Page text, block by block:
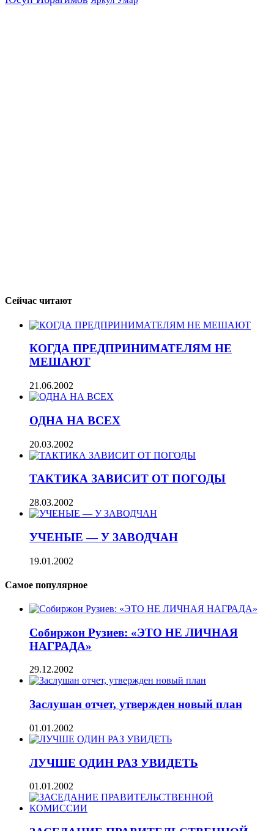
Сейчас читают
КОГДА ПРЕДПРИНИМАТЕЛЯМ НЕ
МЕШАЮТ
21.06.2002
ОДНА НА ВСЕХ
20.03.2002
ТАКТИКА ЗАВИСИТ ОТ ПОГОДЫ
28.03.2002
УЧЕНЫЕ — У ЗАВОДЧАН
19.01.2002
Самое популярное
Собиржон Рузиев: «ЭТО НЕ ЛИЧНАЯ
НАГРАДА»
29.12.2002
Заслушан отчет, утвержден новый план
01.01.2002
ЛУЧШЕ ОДИН РАЗ УВИДЕТЬ
01.01.2002